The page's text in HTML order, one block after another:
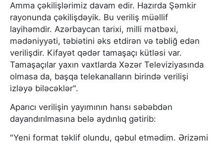
Amma çəkilişlərimiz davam edir. Hazırda Şəmkir
rayonunda çəkilişdəyik. Bu veriliş müəllif
layihəmdir. Azərbaycan tarixi, milli mətbəxi,
mədəniyyəti, təbiətini əks etdirən və təbliğ edən
verilişdir. Kifayət qədər tamaşaçı kütləsi var.
Tamaşaçılar yaxın vaxtlarda Xəzər Televiziyasında
olmasa da, başqa telekanalların birində verilişi
izləyə biləcəklər".
Aparıcı verilişin yayımının hansı səbəbdən
dayandırılmasına belə aydınlıq gətirib:
"Yeni format təklif olundu, qəbul etmədim. Ərizəmi